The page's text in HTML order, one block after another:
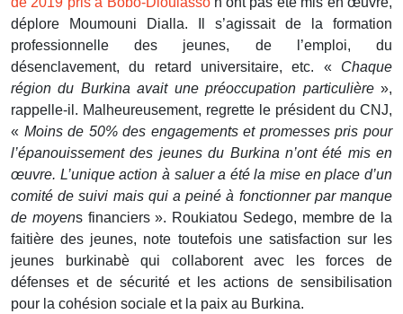
déplore Moumouni Dialla. Il s’agissait de la formation
professionnelle des jeunes, de l’emploi, du
désenclavement, du retard universitaire, etc. « Chaque
région du Burkina avait une préoccupation particulière »,
rappelle-il. Malheureusement, regrette le président du CNJ,
« Moins de 50% des engagements et promesses pris pour
l’épanouissement des jeunes du Burkina n’ont été mis en
œuvre. L’unique action à saluer a été la mise en place d’un
comité de suivi mais qui a peiné à fonctionner par manque
de moyens financiers ». Roukiatou Sedego, membre de la
faitière des jeunes, note toutefois une satisfaction sur les
jeunes burkinabè qui collaborent avec les forces de
défenses et de sécurité et les actions de sensibilisation
pour la cohésion sociale et la paix au Burkina.